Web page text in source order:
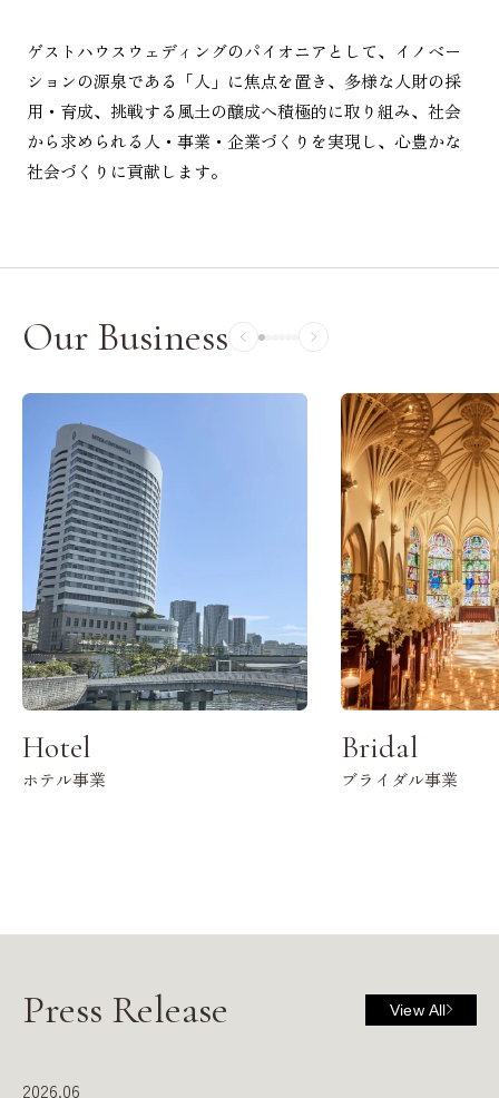
ゲストハウスウェディングのパイオニアとして、イノベー
ションの源泉である「人」に焦点を置き、多様な人財の採
用・育成、挑戦する風土の醸成へ積極的に取り組み、社会
から求められる人・事業・企業づくりを実現し、心豊かな
社会づくりに貢献します。
Our Business
Hotel
ホテル事業
Bridal
ブライダル事業
Press Release View All
2026.06